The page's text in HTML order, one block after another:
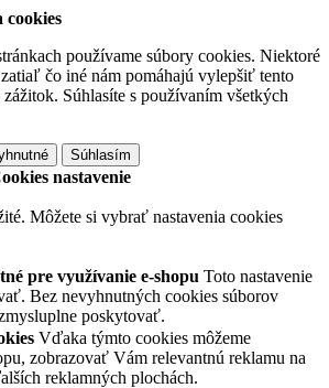
cookies
používame súbory cookies. Niektoré
čo iné nám pomáhajú vylepšiť tento
Súhlasíte s používaním všetkých
Súhlasím
nastavenie
Môžete si vybrať nastavenia cookies
pre využívanie e-shopu Toto nastavenie
Bez nevyhnutných cookies súborov
poskytovať.
Vďaka týmto cookies môžeme
zobrazovať Vám relevantnú reklamu na
reklamných plochách.